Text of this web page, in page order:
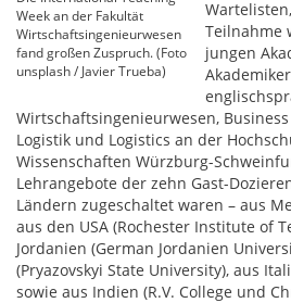
Week an der Fakultät
Wirtschaftsingenieurwesen
fand großen Zuspruch. (Foto
unsplash / Javier Trueba)
Teilnahme
jungen
Wirtschaftsingenieurwesen,
Logistik und Logistics an der
Wissenschaften Würzburg-
Lehrangebote der zehn Gast-
Ländern zugeschaltet waren – aus
aus den USA (Rochester Institute of
Jordanien (German Jordanien
(Pryazovskyi State University), aus
sowie aus Indien (R.V. College und